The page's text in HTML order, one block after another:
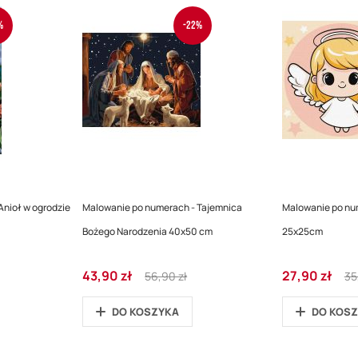
w ogrodzie
-22%
Malowanie po numerach - Tajemnica
Bożego Narodzenia 40x50 cm
Cena
promocyjna
43,90 zł
Regular
Price
56,90 zł
DO KOSZYKA
Malowanie po
25x25cm
Cena
promocyjna
27,90 zł
DO